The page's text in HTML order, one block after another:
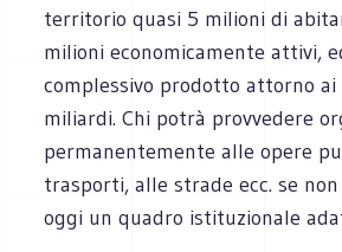
territorio quasi 5 milioni di
milioni economicamente attivi,
complessivo prodotto attorno ai
miliardi. Chi potrà provvedere
permanentemente alle opere
trasporti, alle strade ecc. se
oggi un quadro istituzionale